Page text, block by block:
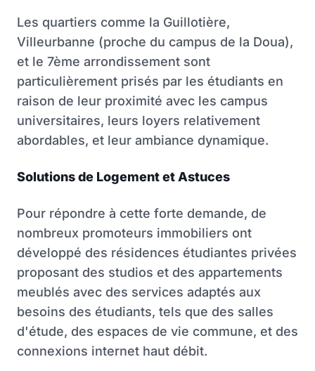
Les quartiers comme la Guillotière,
Villeurbanne (proche du campus de la Doua),
et le 7ème arrondissement sont
particulièrement prisés par les étudiants en
raison de leur proximité avec les campus
universitaires, leurs loyers relativement
abordables, et leur ambiance dynamique.
Solutions de Logement et Astuces
Pour répondre à cette forte demande, de
nombreux promoteurs immobiliers ont
développé des résidences étudiantes privées
proposant des studios et des appartements
meublés avec des services adaptés aux
besoins des étudiants, tels que des salles
d'étude, des espaces de vie commune, et des
connexions internet haut débit.